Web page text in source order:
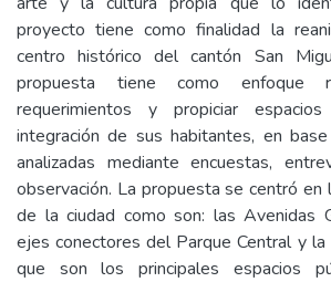
proyecto tiene como finalidad la
centro histórico del cantón San
propuesta tiene como enfoque
requerimientos y propiciar
integración de sus habitantes, en
analizadas mediante encuestas,
observación. La propuesta se centró en
de la ciudad como son: las Avenidas
ejes conectores del Parque Central y
que son los principales espacios